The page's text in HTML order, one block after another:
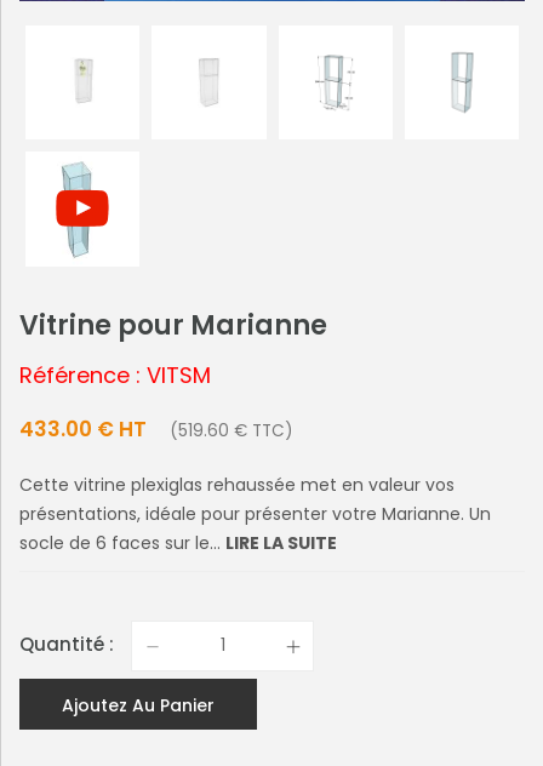
Vitrine pour Marianne
Référence : VITSM
433.00 € HT (519.60 € TTC)
Cette vitrine plexiglas rehaussée met en valeur vos
présentations, idéale pour présenter votre Marianne. Un
socle de 6 faces sur le... LIRE LA SUITE
Quantité :
Ajoutez Au Panier